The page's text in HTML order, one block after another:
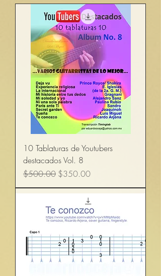
10 Tablaturas de Youtubers
destacados Vol. 8
Precio
$500.00 Precio de oferta
$350.00